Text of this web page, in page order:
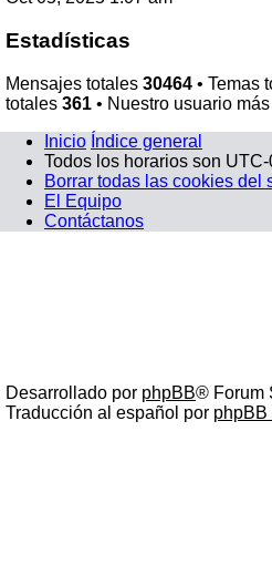
Estadísticas
Mensajes totales 30464 • Temas
totales 361 • Nuestro usuario
Inicio Índice general
Todos los horarios son
Borrar todas las cookies del
El Equipo
Contáctanos
Desarrollado por phpBB® Forum
Traducción al español por phpBB